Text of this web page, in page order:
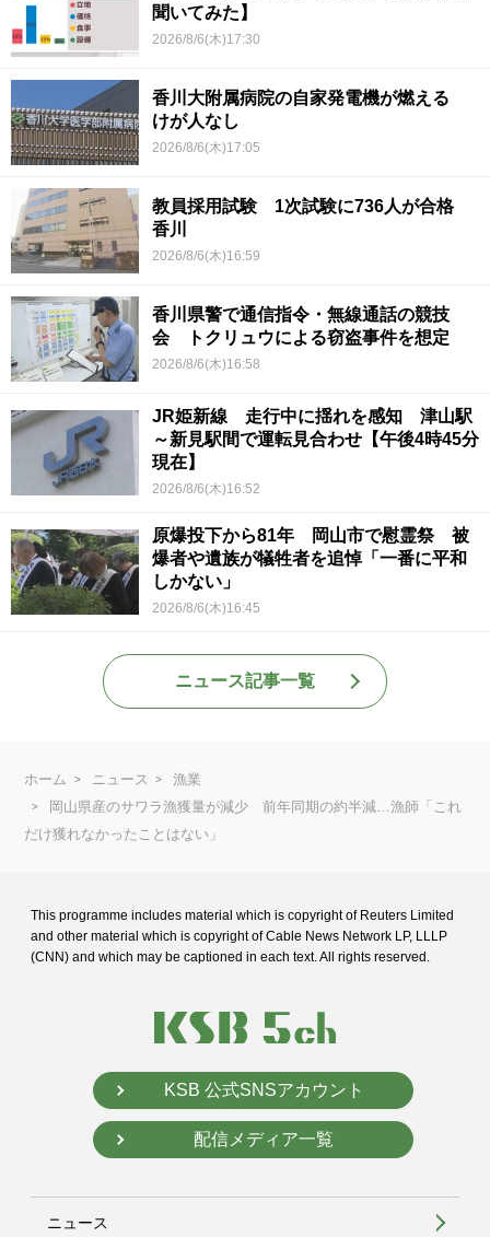
聞いてみた】
2026/8/6(木)17:30
香川大附属病院の自家発電機が燃える
けが人なし
2026/8/6(木)17:05
教員採用試験 1次試験に736人が合格
香川
2026/8/6(木)16:59
香川県警で通信指令・無線通話の競技
会 トクリュウによる窃盗事件を想定
2026/8/6(木)16:58
JR姫新線 走行中に揺れを感知 津山駅
～新見駅間で運転見合わせ【午後4時45分
現在】
2026/8/6(木)16:52
原爆投下から81年 岡山市で慰霊祭 被
爆者や遺族が犠牲者を追悼「一番に平和
しかない」
2026/8/6(木)16:45
ニュース記事一覧
ホーム ニュース
漁業
岡山県産のサワラ漁獲量が減少 前年同期の約半減…漁師「これ
だけ獲れなかったことはない」
This programme includes material which is copyright of Reuters Limited
and other material which is copyright of Cable News Network LP, LLLP
(CNN) and which may be captioned in each text. All rights reserved.
KSB 公式SNSアカウント
配信メディア一覧
ニュース